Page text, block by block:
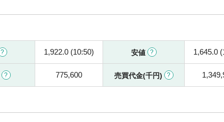
1,922.0 (10:50) 安値 1,645.0
775,600 売買代金(千円)